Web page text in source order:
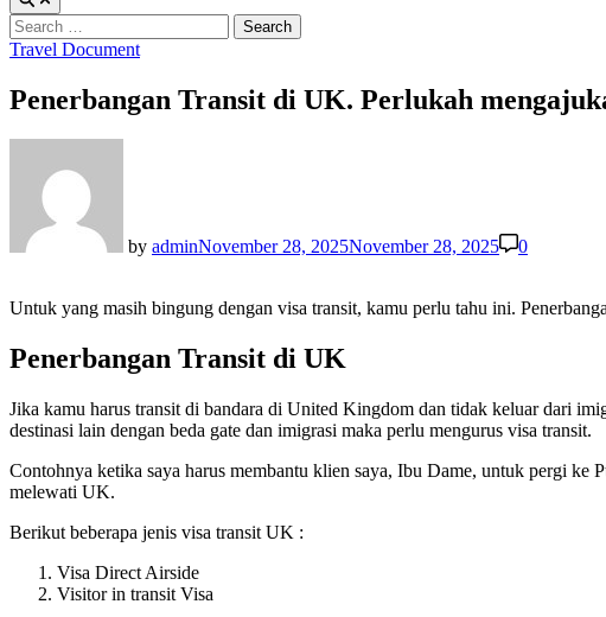
Search
for:
Posted
Travel Document
Penerbangan Transit di UK. Perlukah
by adminNovember 28, 2025November 28, 2025 0
Untuk yang masih bingung dengan visa transit, kamu perlu tahu ini.
Penerbangan Transit di UK
Jika kamu harus transit di bandara di United Kingdom dan tidak keluar dari
destinasi lain dengan beda gate dan imigrasi maka perlu mengurus visa transit.
Contohnya ketika saya harus membantu klien saya, Ibu Dame, untuk pergi ke
melewati UK.
Berikut beberapa jenis visa transit UK :
Visa Direct Airside
Visitor in transit Visa